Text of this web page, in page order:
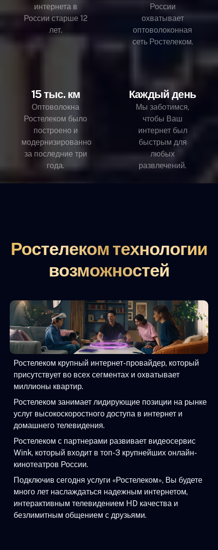
интернета в
России старше 12
лет.
России
охватывает
оптоволоконная
сеть Ростелеком.
15 тыс. км
Оптоволокна
Ростелеком было
построено и
модернизированно
за последние три
года.
Каждый день
Мы заботимся,
чтобы Ваш
интернет был
быстрым для
любых
развлечений.
Ростелеком технологии
возможностей
Ростелеком крупный интернет-провайдер, который
присутствует во всех сегментах и охватывает
миллионы квартир.
Ростелеком занимает лидирующие позиции на рынке
услуг высокоскоростного доступа в интернет и
домашнего телевидения.
Ростелеком с партнерами развивает видеосервис
Wink, который входит в топ-3 крупнейших онлайн-
кинотеатров России.
Подключив сегодня услуги «Ростелеком», Вы будете
много лет наслаждаться надежным интернетом,
интерактивным телевидением HD качества и
безлимитным общением с друзьями.